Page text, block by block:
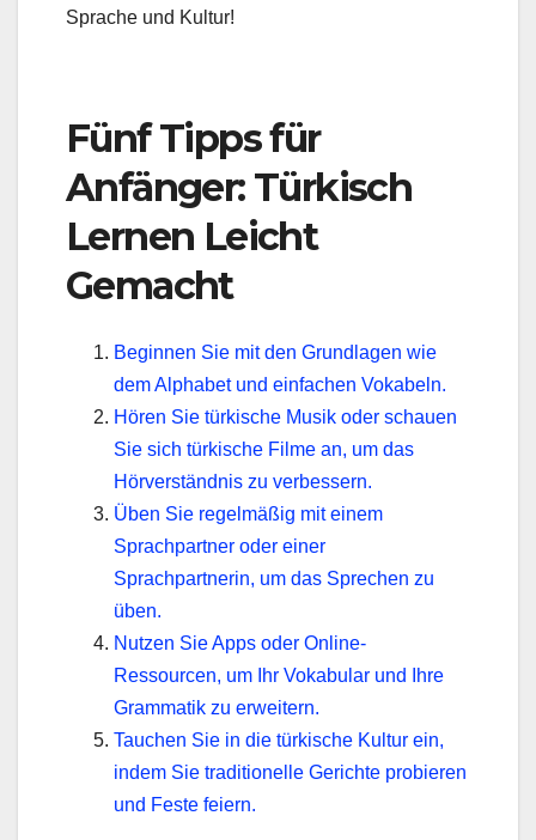
Sprache und Kultur!
Fünf Tipps für
Anfänger: Türkisch
Lernen Leicht
Gemacht
Beginnen Sie mit den Grundlagen wie
dem Alphabet und einfachen Vokabeln.
Hören Sie türkische Musik oder schauen
Sie sich türkische Filme an, um das
Hörverständnis zu verbessern.
Üben Sie regelmäßig mit einem
Sprachpartner oder einer
Sprachpartnerin, um das Sprechen zu
üben.
Nutzen Sie Apps oder Online-
Ressourcen, um Ihr Vokabular und Ihre
Grammatik zu erweitern.
Tauchen Sie in die türkische Kultur ein,
indem Sie traditionelle Gerichte probieren
und Feste feiern.